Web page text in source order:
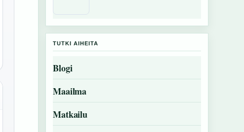
TUTKI AIHEITA
Blogi
Maailma
Matkailu